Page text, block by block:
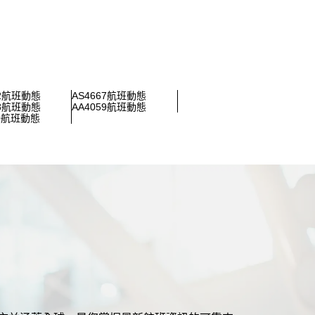
班動態
AS4667航班動態
班動態
AA4059航班動態
班動態